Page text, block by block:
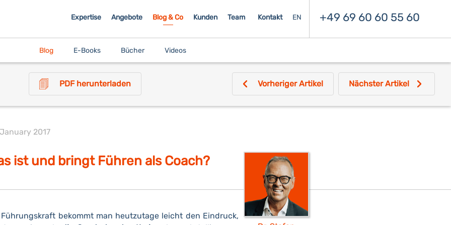
Expertise Angebote Blog & Co Kunden Team Kontakt EN +49 69 60 60 55 60
Blog E-Books Bücher Videos
PDF herunterladen Vorheriger Artikel Nächster Artikel
2017
ist und bringt Führen als Coach?
bekommt man heutzutage leicht den Eindruck,